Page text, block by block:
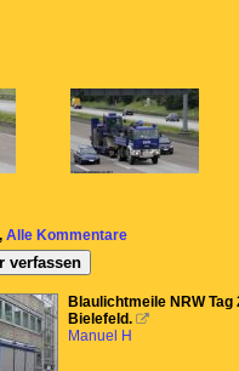
Alle Kommentare
verfassen
Blaulichtmeile NRW
Bielefeld. 
Manuel H